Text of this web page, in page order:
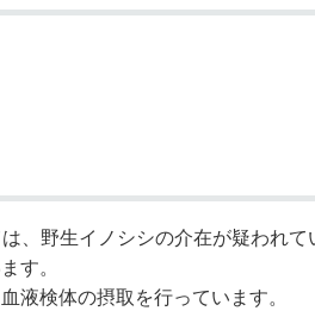
野生イノシシの介在が疑われて
す。
液検体の摂取を行っています。